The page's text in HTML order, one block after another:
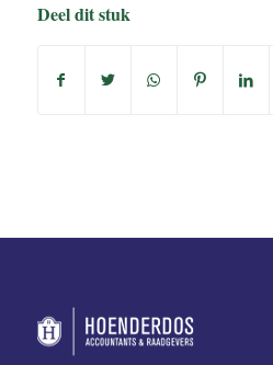
Deel dit stuk